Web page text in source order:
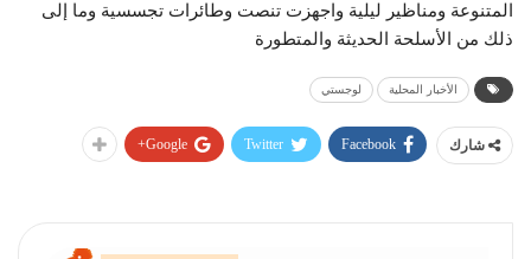
المتنوعة ومناظير ليلية واجهزت تنصت وطائرات تجسسية وما إلى
ذلك من الأسلحة الحديثة والمتطورة
الأخبار المحلية لوجستي
شارك Facebook
Twitter
Google+